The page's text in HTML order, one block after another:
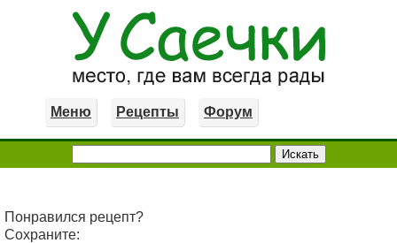
Меню Рецепты Форум
Понравился рецепт?
Сохраните: